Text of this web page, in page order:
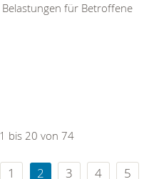
für Betroffene
bis 20 von 74
1 2 3 4
5